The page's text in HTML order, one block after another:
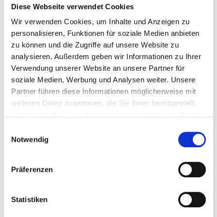
Diese Webseite verwendet Cookies
Wir verwenden Cookies, um Inhalte und Anzeigen zu
personalisieren, Funktionen für soziale Medien anbieten
zu können und die Zugriffe auf unsere Website zu
analysieren. Außerdem geben wir Informationen zu Ihrer
Verwendung unserer Website an unsere Partner für
soziale Medien, Werbung und Analysen weiter. Unsere
Partner führen diese Informationen möglicherweise mit
weiteren Daten zusammen, die Sie ihnen bereitgestellt
Notwendig
Präferenzen
Statistiken
Ausstellungsmonat zwei Jahre gültig!